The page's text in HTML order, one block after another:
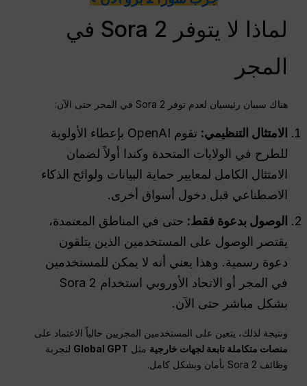
لماذا لا يتوفر Sora 2 في
المجر
هناك سببان رئيسيان لعدم توفر Sora 2 في المجر حتى الآن:
الامتثال التنظيمي:
تقوم OpenAI بإعطاء الأولوية
للطرح في الولايات المتحدة وكندا أولاً لضمان
الامتثال الكامل لمعايير حماية البيانات ولوائح الذكاء
الاصطناعي قبل دخول أسواق أخرى.
الوصول بدعوة فقط: حتى في المناطق المعتمدة،
يقتصر الوصول على المستخدمين الذين يتلقون
دعوة رسمية. وهذا يعني أنه لا يمكن للمستخدمين
في المجر أو الاتحاد الأوروبي استخدام Sora 2
بشكل مباشر حتى الآن.
ونتيجة لذلك، يتعين على المستخدمين المجريين حالياً الاعتماد على
منصات متكاملة تابعة لجهات خارجية مثل Global GPT لتجربة
وظائف Sora 2 بأمان وبشكل كامل.